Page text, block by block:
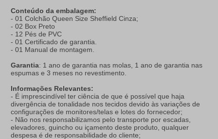
Conteúdo da embalagem:
- 01 Colchão Queen Size Sheffield Cinza;
- 02 Box Preto
- 12 Pés de PVC
- 01 Certificado de garantia.
- 01 Manual de montagem.
Garantia: 1 ano de garantia nas molas, 1 ano de garantia nas
espumas e 3 meses no revestimento.
Informações Relevantes:
- É imprescindível ter ciência de que é possível que haja
divergência de tonalidade nos tecidos devido às variações de
configurações de monitores/telas e lotes do fornecedor;
- Não nos responsabilizamos pelo transporte por escadas,
elevadores, guincho ou içamento deste produto, qualquer
despesa é de responsabilidade do cliente;